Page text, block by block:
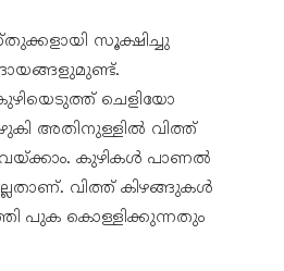
സൂക്ഷിച്ചു
ചെളിയോ
അതിനുള്ളിൽ വിത്ത്
കുഴികൾ പാണൽ
വിത്ത് കിഴങ്ങുകൾ
പുക കൊള്ളിക്കുന്നതും